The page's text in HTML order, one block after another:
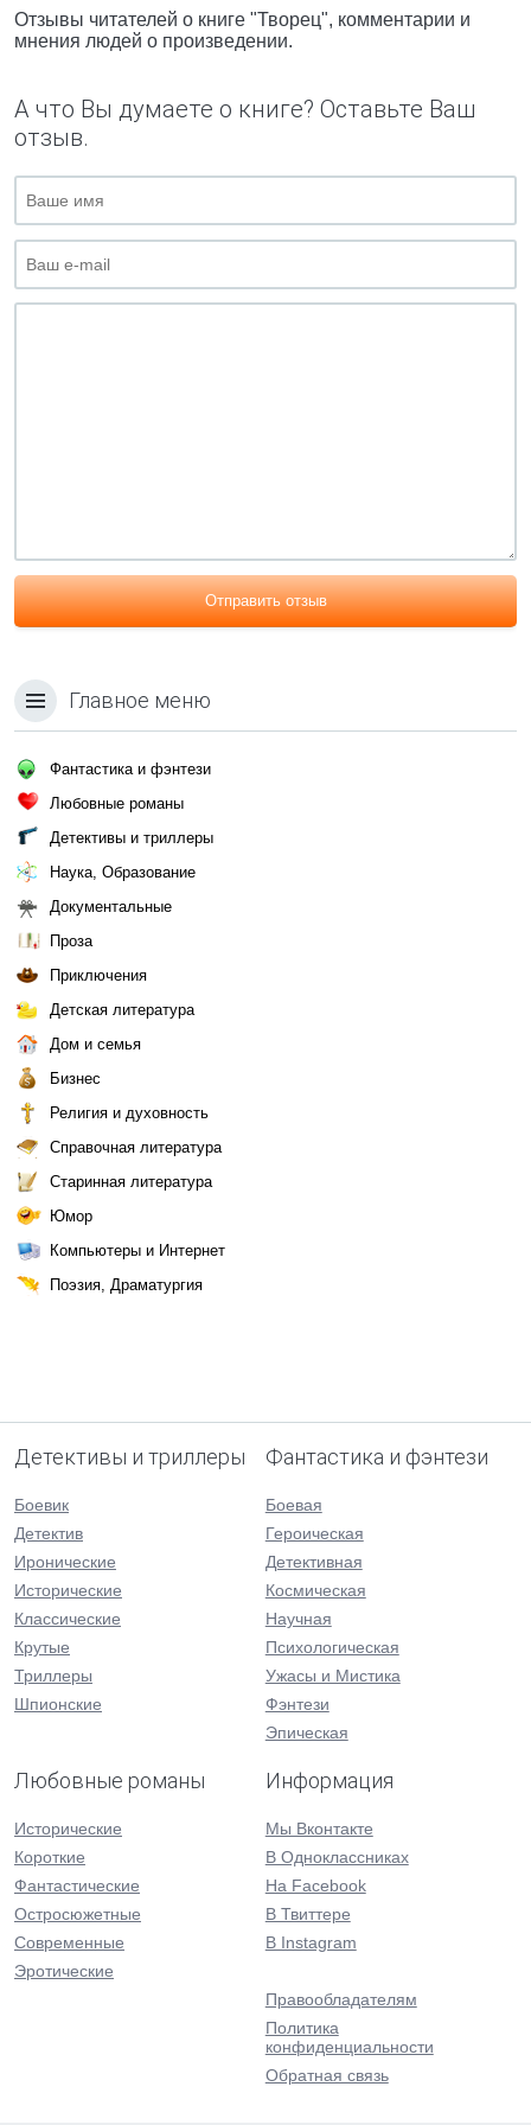
Отзывы читателей о книге "Творец", комментарии и
мнения людей о произведении.
А что Вы думаете о книге? Оставьте Ваш
отзыв.
Отправить отзыв
Главное меню
Фантастика и фэнтези
Любовные романы
Детективы и триллеры
Наука, Образование
Документальные
Проза
Приключения
Детская литература
Дом и семья
Бизнес
Религия и духовность
Справочная литература
Старинная литература
Юмор
Компьютеры и Интернет
Поэзия, Драматургия
Детективы и триллеры
Боевик
Детектив
Иронические
Исторические
Классические
Крутые
Триллеры
Шпионские
Фантастика и фэнтези
Боевая
Героическая
Детективная
Космическая
Научная
Психологическая
Ужасы и Мистика
Фэнтези
Эпическая
Любовные романы
Исторические
Короткие
Фантастические
Остросюжетные
Современные
Эротические
Информация
Мы Вконтакте
В Одноклассниках
На Facebook
В Твиттере
В Instagram
Правообладателям
Политика
конфиденциальности
Обратная связь